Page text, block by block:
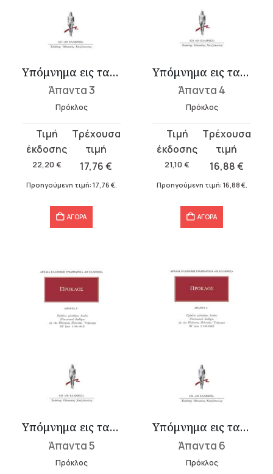
Υπόμνημα εις τας Πλάτωνος Πολιτείας 3
Άπαντα 3
Πρόκλος
22,20 €
Original
price
was:
22,20 €.
17,76€
τρέχουσα
τιμή
είναι:
Προηγούμενη τιμή: 17,76 €.
ΑΓΟΡΑ
Υπόμνημα εις τας Πλάτωνος Πολιτείας 4
Άπαντα 4
Πρόκλος
21,10 €
Original
price
was:
21,10 €.
16,88€
τρέχουσα
τιμή
είναι:
Προηγούμενη τιμή: 16,88 €.
ΑΓΟΡΑ
Υπόμνημα εις τας Πλάτωνος Πολιτείας 5
Άπαντα 5
Πρόκλος
Υπόμνημα εις τας Πλάτωνος Πολιτείας 6
Άπαντα 6
Πρόκλος